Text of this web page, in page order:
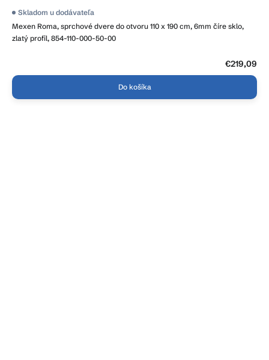
Mexen Roma, sprchové dvere do otvoru 110 x 190 cm, 6mm číre sklo,
zlatý profil, 854-110-000-50-00
Skladom u dodávateľa
€219,09
Do košíka